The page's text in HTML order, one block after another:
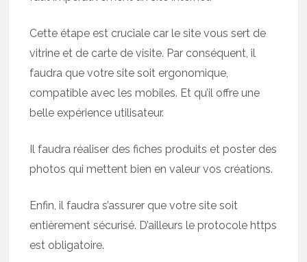
Cette étape est cruciale car le site vous sert de
vitrine et de carte de visite. Par conséquent, il
faudra que votre site soit ergonomique,
compatible avec les mobiles. Et qu’il offre une
belle expérience utilisateur.
Il faudra réaliser des fiches produits et poster des
photos qui mettent bien en valeur vos créations.
Enfin, il faudra s’assurer que votre site soit
entièrement sécurisé. D’ailleurs le protocole https
est obligatoire.